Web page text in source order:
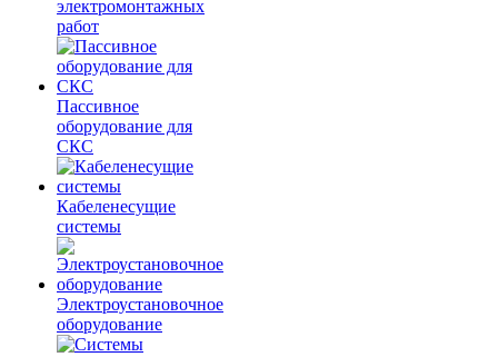
электромонтажных
работ
Пассивное
оборудование для
СКС
Кабеленесущие
системы
Электроустановочное
оборудование